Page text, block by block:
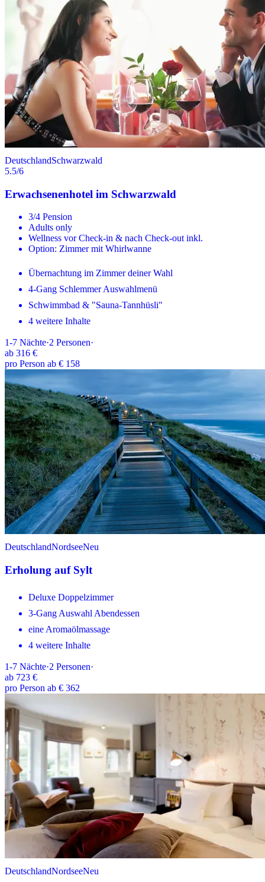
DeutschlandSchwarzwald
5.5/6
Erwachsenenhotel im Schwarzwald
3/4 Pension
Adults only
Wellness vor Check-in & nach Check-out inkl.
Option: Zimmer mit Whirlwanne
Übernachtung im Zimmer deiner Wahl
4-Gang Schlemmer Auswahlmenü
Schwimmbad & "Sauna-Tannhüsli"
4 weitere Inhalte
1-7 Nächte·2 Personen·
ab 316 €
pro Person ab € 158
DeutschlandNordseeNeu
Erholung auf Sylt
Deluxe Doppelzimmer
3-Gang Auswahl Abendessen
eine Aromaölmassage
4 weitere Inhalte
1-7 Nächte·2 Personen·
ab 723 €
pro Person ab € 362
DeutschlandNordseeNeu